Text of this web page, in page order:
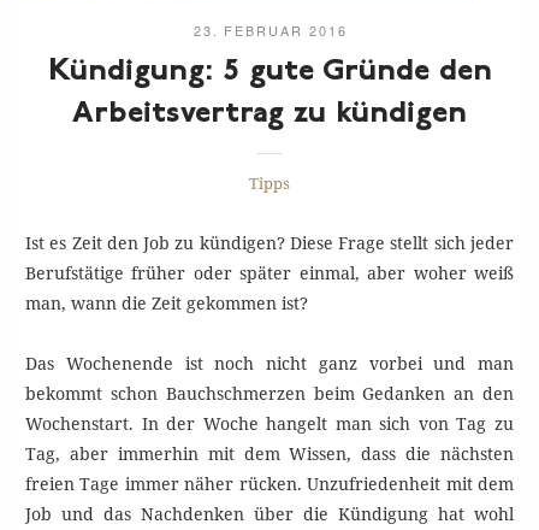
23. FEBRUAR 2016
Kündigung: 5 gute Gründe den
Arbeitsvertrag zu kündigen
Tipps
Ist es Zeit den Job zu kündigen? Diese Frage stellt sich jeder
Berufstätige früher oder später einmal, aber woher weiß
man, wann die Zeit gekommen ist?
Das Wochenende ist noch nicht ganz vorbei und man
bekommt schon Bauchschmerzen beim Gedanken an den
Wochenstart. In der Woche hangelt man sich von Tag zu
Tag, aber immerhin mit dem Wissen, dass die nächsten
freien Tage immer näher rücken. Unzufriedenheit mit dem
Job und das Nachdenken über die Kündigung hat wohl